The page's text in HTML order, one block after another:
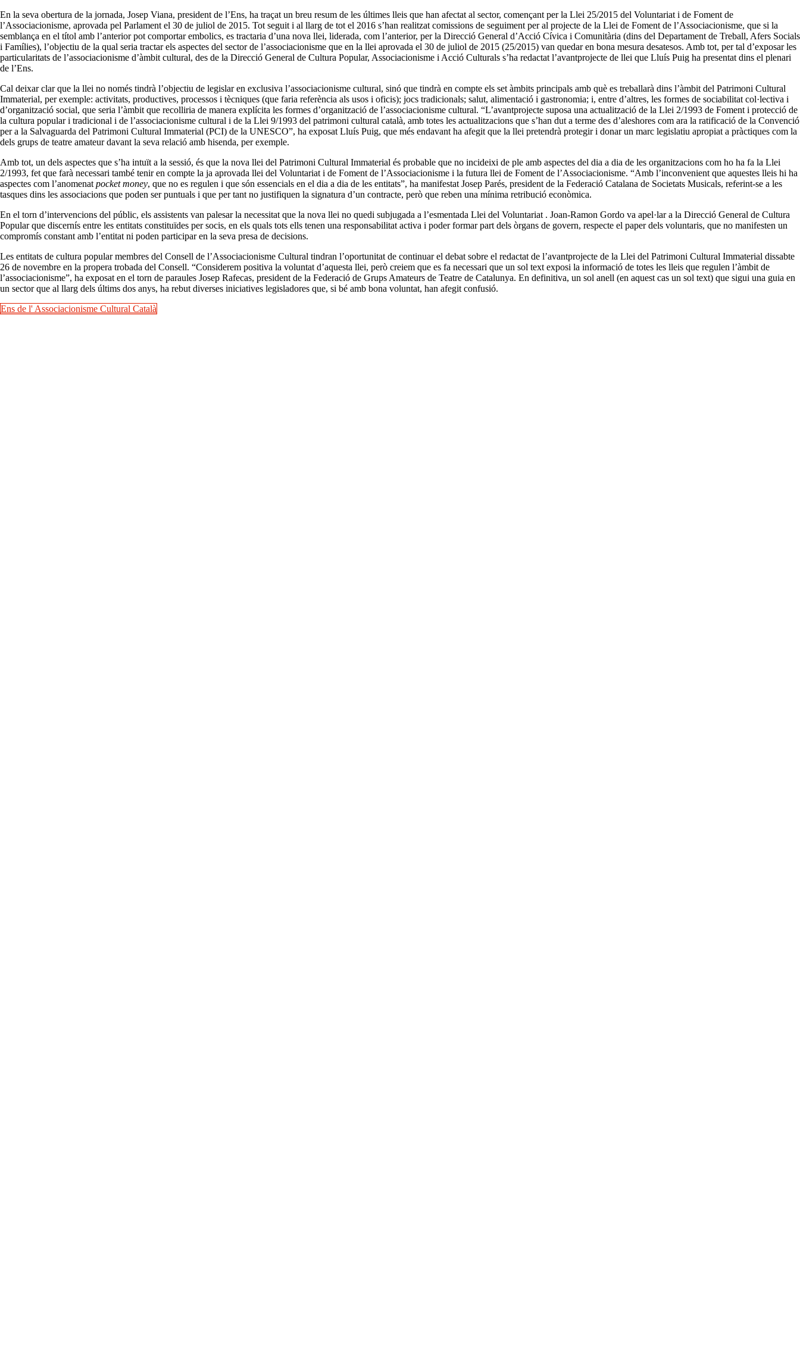
En la seva obertura de la jornada, Josep Viana, president de l’Ens, ha traçat un breu resum de les últimes lleis que han afectat al sector, començant per la Llei 25/2015 del Voluntariat i de Foment de
l’Associacionisme, aprovada pel Parlament el 30 de juliol de 2015. Tot seguit i al llarg de tot el 2016 s’han realitzat comissions de seguiment per al projecte de la Llei de Foment de l’Associacionisme, que si la
semblança en el títol amb l’anterior pot comportar embolics, es tractaria d’una nova llei, liderada, com l’anterior, per la Direcció General d’Acció Cívica i Comunitària (dins del Departament de Treball, Afers Socials
i Famílies), l’objectiu de la qual seria tractar els aspectes del sector de l’associacionisme que en la llei aprovada el 30 de juliol de 2015 (25/2015) van quedar en bona mesura desatesos. Amb tot, per tal d’exposar les
particularitats de l’associacionisme d’àmbit cultural, des de la Direcció General de Cultura Popular, Associacionisme i Acció Culturals s’ha redactat l’avantprojecte de llei que Lluís Puig ha presentat dins el plenari
de l’Ens.
Cal deixar clar que la llei no només tindrà l’objectiu de legislar en exclusiva l’associacionisme cultural, sinó que tindrà en compte els set àmbits principals amb què es treballarà dins l’àmbit del Patrimoni Cultural
Immaterial, per exemple: activitats, productives, processos i tècniques (que faria referència als usos i oficis); jocs tradicionals; salut, alimentació i gastronomia; i, entre d’altres, les formes de sociabilitat col·lectiva i
d’organització social, que seria l’àmbit que recolliria de manera explícita les formes d’organització de l’associacionisme cultural. “L’avantprojecte suposa una actualització de la Llei 2/1993 de Foment i protecció de
la cultura popular i tradicional i de l’associacionisme cultural i de la Llei 9/1993 del patrimoni cultural català, amb totes les actualitzacions que s’han dut a terme des d’aleshores com ara la ratificació de la Convenció
per a la Salvaguarda del Patrimoni Cultural Immaterial (PCI) de la UNESCO”, ha exposat Lluís Puig, que més endavant ha afegit que la llei pretendrà protegir i donar un marc legislatiu apropiat a pràctiques com la
dels grups de teatre amateur davant la seva relació amb hisenda, per exemple.
Amb tot, un dels aspectes que s’ha intuït a la sessió, és que la nova llei del Patrimoni Cultural Immaterial és probable que no incideixi de ple amb aspectes del dia a dia de les organitzacions com ho ha fa la Llei
2/1993, fet que farà necessari també tenir en compte la ja aprovada llei del Voluntariat i de Foment de l’Associacionisme i la futura llei de Foment de l’Associacionisme. “Amb l’inconvenient que aquestes lleis hi ha
aspectes com l’anomenat pocket money, que no es regulen i que són essencials en el dia a dia de les entitats”, ha manifestat Josep Parés, president de la Federació Catalana de Societats Musicals, referint-se a les
tasques dins les associacions que poden ser puntuals i que per tant no justifiquen la signatura d’un contracte, però que reben una mínima retribució econòmica.
En el torn d’intervencions del públic, els assistents van palesar la necessitat que la nova llei no quedi subjugada a l’esmentada Llei del Voluntariat . Joan-Ramon Gordo va apel·lar a la Direcció General de Cultura
Popular que discernís entre les entitats constituïdes per socis, en els quals tots ells tenen una responsabilitat activa i poder formar part dels òrgans de govern, respecte el paper dels voluntaris, que no manifesten un
compromís constant amb l’entitat ni poden participar en la seva presa de decisions.
Les entitats de cultura popular membres del Consell de l’Associacionisme Cultural tindran l’oportunitat de continuar el debat sobre el redactat de l’avantprojecte de la Llei del Patrimoni Cultural Immaterial dissabte
26 de novembre en la propera trobada del Consell. “Considerem positiva la voluntat d’aquesta llei, però creiem que es fa necessari que un sol text exposi la informació de totes les lleis que regulen l’àmbit de
l’associacionisme”, ha exposat en el torn de paraules Josep Rafecas, president de la Federació de Grups Amateurs de Teatre de Catalunya. En definitiva, un sol anell (en aquest cas un sol text) que sigui una guia en
un sector que al llarg dels últims dos anys, ha rebut diverses iniciatives legisladores que, si bé amb bona voluntat, han afegit confusió.
Ens de l' Associacionisme Cultural Català